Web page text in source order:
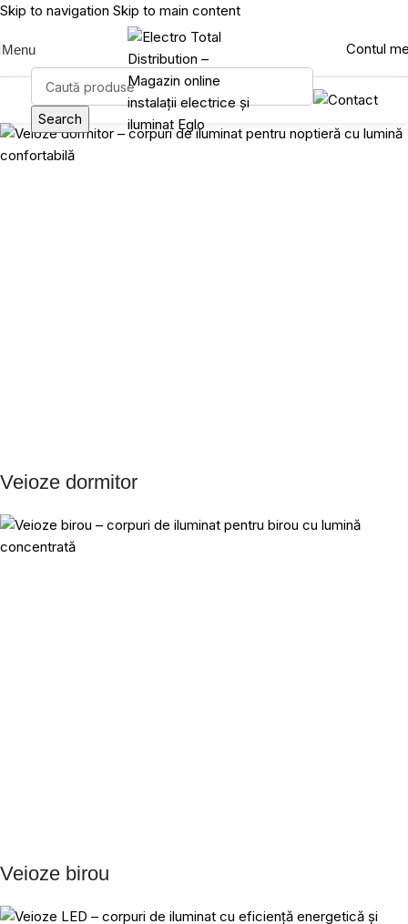
Skip to navigation Skip to main content
Menu Contul
Search
Veioze dormitor
Veioze birou